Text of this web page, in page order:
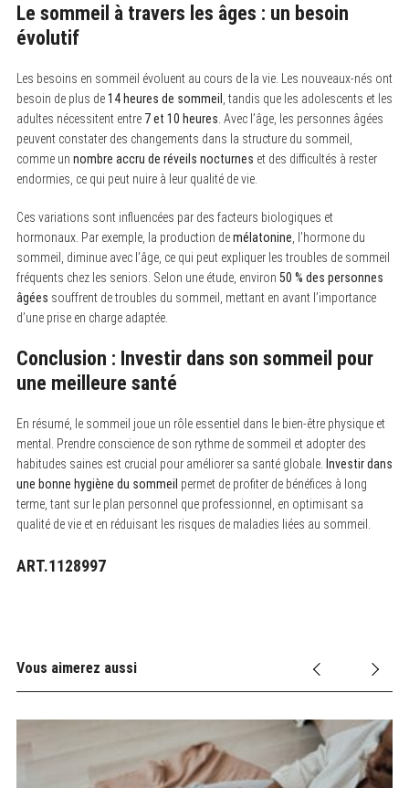
Le sommeil à travers les âges : un besoin
évolutif
Les besoins en sommeil évoluent au cours de la vie. Les nouveaux-nés ont
besoin de plus de14 heures de sommeil
, tandis que les adolescents et les
adultes nécessitent entre 7 et 10 heures . Avec l’âge, les personnes âgées
peuvent constater des changements dans la structure du sommeil,
comme un nombre accru de réveils nocturnes et des difficultés à rester
endormies, ce qui peut nuire à leur qualité de vie.
Ces variations sont influencées par des facteurs biologiques et
hormonaux. Par exemple, la production demélatonine , l’hormone du
sommeil, diminue avec l’âge, ce qui peut expliquer les troubles de sommeil
fréquents chez les seniors. Selon une étude, environ 50 % des personnes
âgées souffrent de troubles du sommeil, mettant en avant l’importance
d’une prise en charge adaptée.
Conclusion : Investir dans son sommeil pour
une meilleure santé
En résumé, le sommeil joue un rôle essentiel dans le bien-être physique et
mental. Prendre conscience de son rythme de sommeil et adopter des
habitudes saines est crucial pour améliorer sa santé globale. Investir dans
une bonne hygiène du sommeil permet de profiter de bénéfices à long
terme, tant sur le plan personnel que professionnel, en optimisant sa
qualité de vie et en réduisant les risques de maladies liées au sommeil.
ART.1128997
Vous aimerez aussi